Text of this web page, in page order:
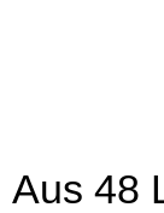
Aus 48